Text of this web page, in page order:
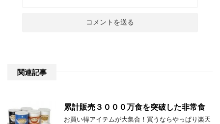
関連記事
累計販売３０００万食を突破した非常食
お買い得アイテムが大集合！買うならやっぱり楽天